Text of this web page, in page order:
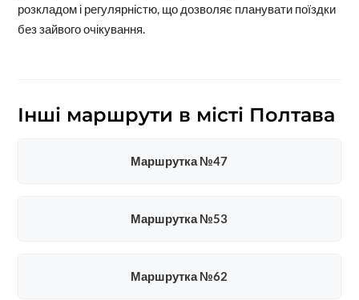
розкладом і регулярністю, що дозволяє планувати поїздки
без зайвого очікування.
Інші маршрути в місті Полтава
Маршрутка №47
Маршрутка №53
Маршрутка №62